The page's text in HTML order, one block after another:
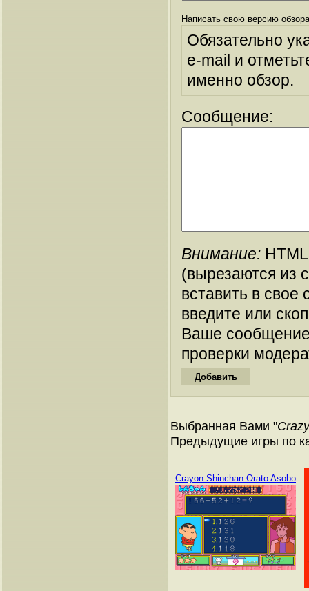
Написать свою версию
Обязательно
e-mail и
именно обзор.
Сообщение:
Внимание:
(вырезаются из
вставить в
введите или
Ваше
проверки
Выбранная Вами "
Предыдущие игры по
Crayon Shinchan Orato Asobo